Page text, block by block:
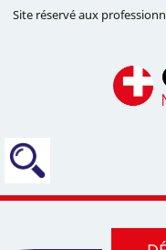
Site réservé aux